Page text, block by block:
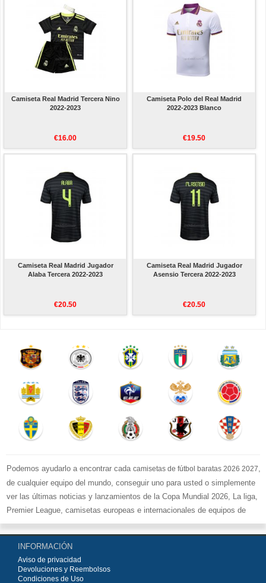
Camiseta Real Madrid Tercera Nino
2022-2023
€16.00
Camiseta Polo del Real Madrid
2022-2023 Blanco
€19.50
Camiseta Real Madrid Jugador
Alaba Tercera 2022-2023
€20.50
Camiseta Real Madrid Jugador
Asensio Tercera 2022-2023
€20.50
Podemos ayudarlo a encontrar cada camisetas de fútbol baratas 2026 2027,
de cualquier equipo del mundo, conseguir uno para usted o simplemente
ver las últimas noticias y lanzamientos de la Copa Mundial 2026, La liga,
Premier League, camisetas europeas e internacionales de equipos de
fútbol y kits.
Comprecamisetas de fútbol baratas replicasen la tienda deportiva
más grande de Europa. ¡Grandes ofertas en todas las camisetas del club
de fútbol, ​​kits europeos e internacionales, todo a los precios más bajos!
Compre nuestra gran selección de
INFORMACIÓN
Aviso de privacidad
Devoluciones y Reembolsos
Condiciones de Uso